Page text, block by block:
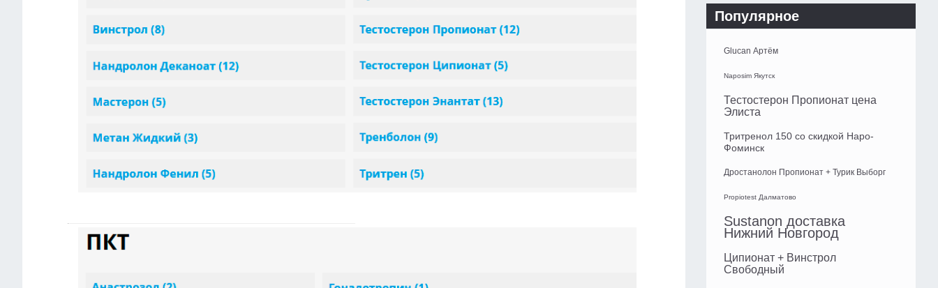
Популярное
Glucan Артём
Naposim Якутск
Тестостерон Пропионат цена
Элиста
Тритренол 150 со скидкой Наро-
Фоминск
Дростанолон Пропионат + Турик Выборг
Propiotest Далматово
Sustanon доставка
Нижний Новгород
Ципионат + Винстрол
Свободный